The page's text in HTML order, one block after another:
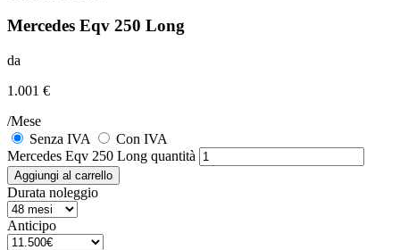
Mercedes Eqv 250 Long
da
1.001 €
/Mese
Senza IVA
Con IVA
Mercedes Eqv 250 Long quantità
Aggiungi al carrello
Durata noleggio
Anticipo